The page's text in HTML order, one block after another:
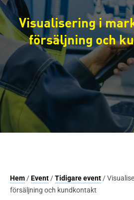
Visualisering i
försäljning och
Hem/Event/Tidigare event/
försäljning och kundkontakt